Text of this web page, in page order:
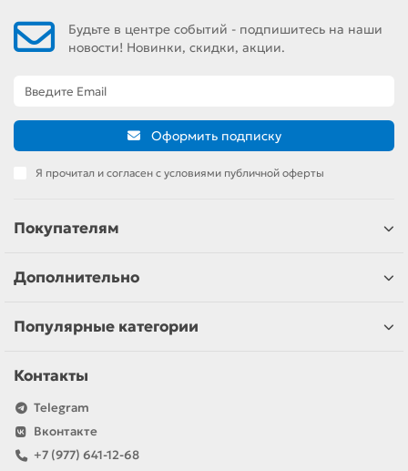
Будьте в центре событий - подпишитесь на наши
новости! Новинки, скидки, акции.
Оформить подписку
Я прочитал и согласен с условиями публичной оферты
Покупателям
Дополнительно
Популярные категории
Контакты
Telegram
Вконтакте
+7 (977) 641-12-68